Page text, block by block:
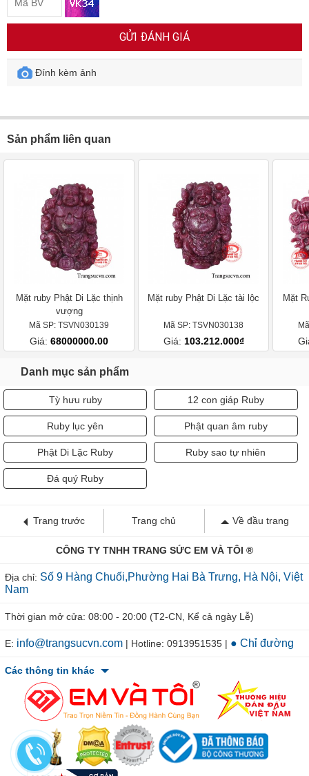
GỬI ĐÁNH GIÁ
Đính kèm ảnh
Sản phẩm liên quan
Mặt ruby Phật Di Lặc thịnh
vượng
Mã SP: TSVN030139
Giá: 68000000.00
Mặt ruby Phật Di Lặc tài lộc
Mã SP: TSVN030138
Giá: 103.212.000₫
Mặt
Danh mục sản phẩm
Tỳ hưu ruby 12 con giáp Ruby
Ruby lục yên Phật quan âm ruby
Phật Di Lặc Ruby Ruby sao tự nhiên
Đá quý Ruby
Trang trước Trang chủ Về đầu trang
CÔNG TY TNHH TRANG SỨC EM VÀ TÔI ®
Địa chỉ: Số 9 Hàng Chuối,Phường Hai Bà Trưng, Hà Nội, Việt
Nam
Thời gian mở cửa: 08:00 - 20:00 (T2-CN, Kể cả ngày Lễ)
E: info@trangsucvn.com | Hotline: 0913951535 | ● Chỉ đường
Các thông tin khác